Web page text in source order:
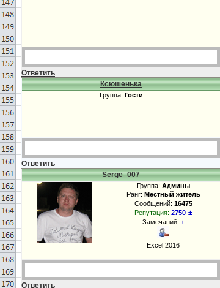
Ответить
Ксюшенька
Группа: Гости
Ответить
Serge_007
Группа: Админы
Ранг: Местный житель
Сообщений: 16475
Репутация: 2750 ±
Замечаний: ±
Excel 2016
Ответить